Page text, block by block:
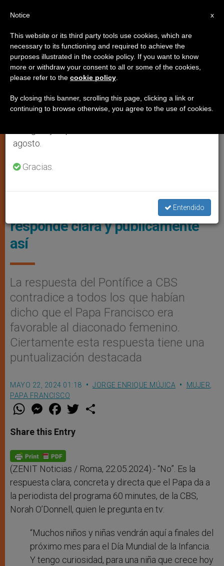
MUJER,PAPA FRANCISCO
¿Habrá mujeres diáconos en la
responde clara y públicamente
así
La respuesta del Pontífice a CBS
contradice a todos los que habían
dicho que el Papa Francisco era
favorable al diaconado femenino.
Ciertamente esta respuesta tiene una
puntualización destacada
MAYO 22, 2024 01:18 JORGE ENRIQUE MÚJICA MUJER
PAPA FRANCISCO
W
t
s
p
p
M
e
s
e
g
e
r
F
a
e
b
o
k
w
Share this Entry
(ZENIT Noticias / Roma, 22.05.2024).- “No”. Es la
respuesta clara, concreta y directa que el Papa da a
la periodista del programa 60 minutes, de la CBS,
Norah O’Donnell, quien le pregunta en tv:
“Muchos niños y niñas vendrán aquí a finales del
próximo mes para el Día Mundial de la Infancia.
Y tengo curiosidad, para una niña que crece hoy
×
Aviso importante
Del 27 de julio al 7 de agosto haremos la pausa
anual, aprovechando que en el periodo de verano
se generan menos informaciones y también el
agosto.
Gracias.
Entendido
x
Notice
This website or its third party tools use cookies, which are
necessary to its functioning and required to achieve the
purposes illustrated in the cookie policy. If you want to know
more or withdraw your consent to all or some of the cookies,
please refer to the cookie policy
By closing this banner, scrolling this page, clicking a link or
continuing to browse otherwise, you agree to the use of cookies.